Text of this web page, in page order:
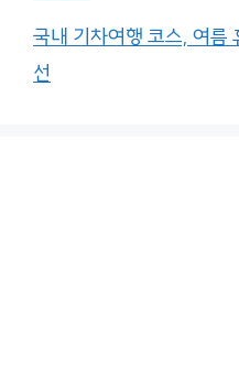
국내 기차여행 코스, 여름
선